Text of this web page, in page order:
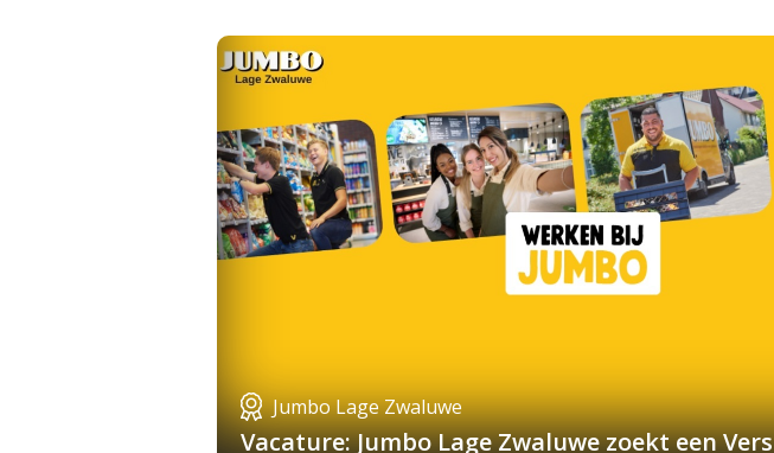
Jumbo Lage Zwaluwe
Vacature: Jumbo Lage Zwaluwe zoekt een Vers